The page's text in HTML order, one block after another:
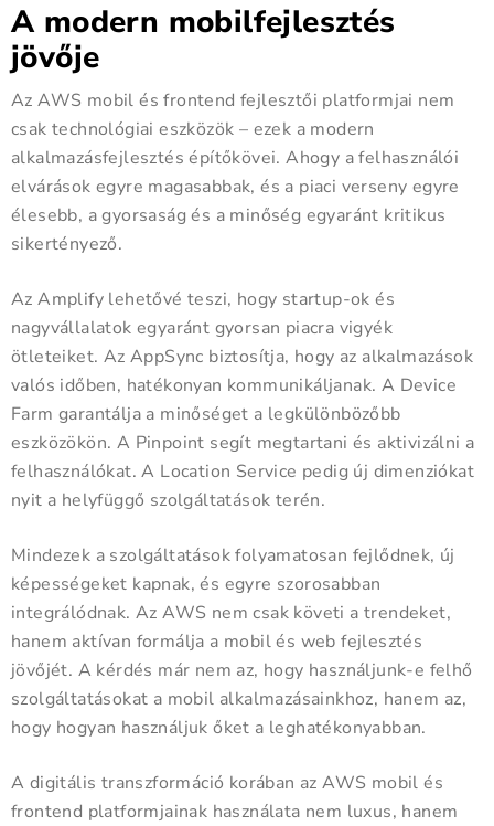
A modern mobilfejlesztés
jövője
Az AWS mobil és frontend fejlesztői platformjai nem
csak technológiai eszközök – ezek a modern
alkalmazásfejlesztés építőkövei. Ahogy a felhasználói
elvárások egyre magasabbak, és a piaci verseny egyre
élesebb, a gyorsaság és a minőség egyaránt kritikus
sikertényező.
Az Amplify lehetővé teszi, hogy startup-ok és
nagyvállalatok egyaránt gyorsan piacra vigyék
ötleteiket. Az AppSync biztosítja, hogy az alkalmazások
valós időben, hatékonyan kommunikáljanak. A Device
Farm garantálja a minőséget a legkülönbözőbb
eszközökön. A Pinpoint segít megtartani és aktivizálni a
felhasználókat. A Location Service pedig új dimenziókat
nyit a helyfüggő szolgáltatások terén.
Mindezek a szolgáltatások folyamatosan fejlődnek, új
képességeket kapnak, és egyre szorosabban
integrálódnak. Az AWS nem csak követi a trendeket,
hanem aktívan formálja a mobil és web fejlesztés
jövőjét. A kérdés már nem az, hogy használjunk-e felhő
szolgáltatásokat a mobil alkalmazásainkhoz, hanem az,
hogy hogyan használjuk őket a leghatékonyabban.
A digitális transzformáció korában az AWS mobil és
frontend platformjainak használata nem luxus, hanem